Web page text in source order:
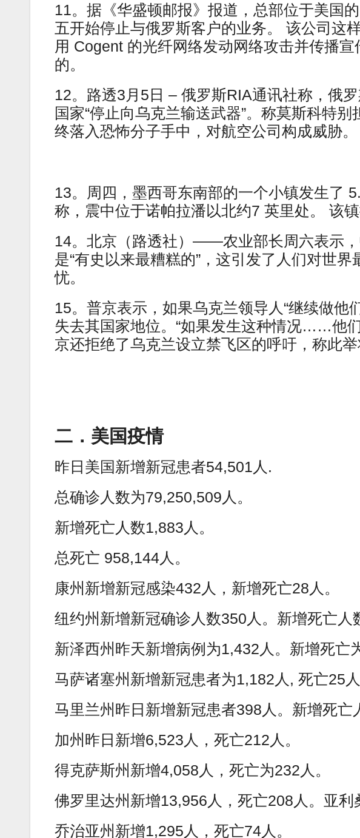
11。据《华盛顿邮报》报道，总部位于美国
五开始停止与俄罗斯客户的业务。 该公司这
用 Cogent 的光纤网络发动网络攻击并传播
的。
12。路透3月5日 – 俄罗斯RIA通讯社称，俄
国家“停止向乌克兰输送武器”。称莫斯科特
终落入恐怖分子手中，对航空公司构成威胁。
13。周四，墨西哥东南部的一个小镇发生了
称，震中位于诺帕拉潘以北约7 英里处。 该镇
14。北京（路透社）——农业部长周六表示
是“有史以来最糟糕的”，这引发了人们对世
忧。
15。普京表示，如果乌克兰领导人“继续做他
失去其国家地位。“如果发生这种情况……他
京还拒绝了乌克兰设立禁飞区的呼吁，称此举
二．美国疫情
昨日美国新增新冠患者54,501人.
总确诊人数为79,250,509人。
新增死亡人数1,883人。
总死亡 958,144人。
康州新增新冠感染432人，新增死亡28人。
纽约州新增新冠确诊人数350人。新增死亡人
新泽西州昨天新增病例为1,432人。新增死亡
马萨诸塞州新增新冠患者为1,182人, 死亡25人
马里兰州昨日新增新冠患者398人。新增死亡
加州昨日新增6,523人，死亡212人。
得克萨斯州新增4,058人，死亡为232人。
佛罗里达州新增13,956人，死亡208人。亚利
乔治亚州新增1,295人，死亡74人。